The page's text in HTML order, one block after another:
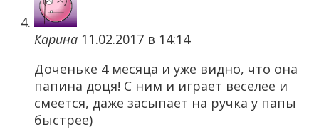
Карина 11.02.2017 в 14:14
Доченьке 4 месяца и уже видно, что она
папина доця! С ним и играет веселее и
смеется, даже засыпает на ручка у папы
быстрее)